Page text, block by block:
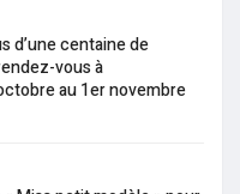
d’une centaine de
vous à
au 1er novembre